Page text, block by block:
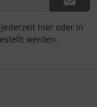
hier oder in
werden.